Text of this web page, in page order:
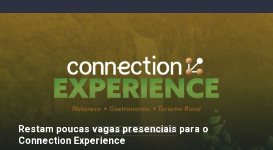
Restam poucas vagas presenciais para o
Connection Experience